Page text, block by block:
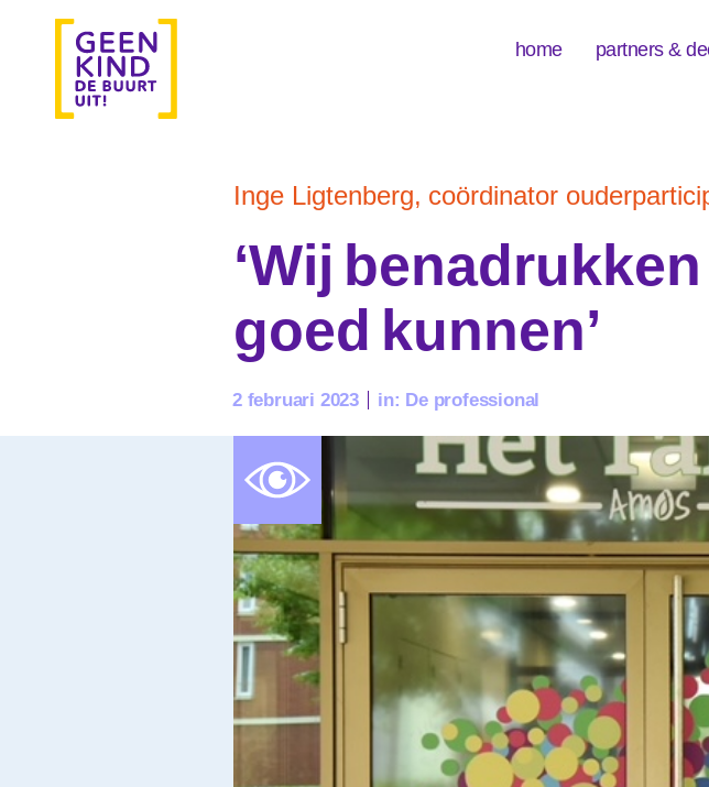
home partners &
Inge Ligtenberg, coördinator
‘Wij
goed kunnen’
2 februari 2023 in: De professional